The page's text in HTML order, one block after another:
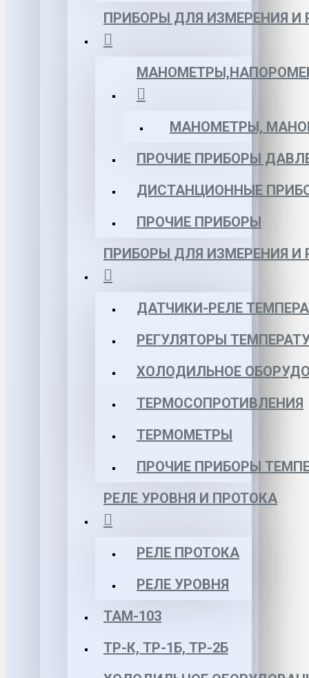
ПРИБОРЫ ДЛЯ ИЗМЕРЕНИЯ И
МАНОМЕТРЫ,
ПРОЧИЕ ПРИБОРЫ
ДИСТАНЦИОННЫЕ
ПРОЧИЕ ПРИБОРЫ
ПРИБОРЫ ДЛЯ ИЗМЕРЕНИЯ И
ДАТЧИКИ-РЕЛЕ
РЕГУЛЯТОРЫ
ХОЛОДИЛЬНОЕ
ТЕРМОСОПРОТИВЛЕНИЯ
ТЕРМОМЕТРЫ
ПРОЧИЕ ПРИБОРЫ
РЕЛЕ УРОВНЯ И ПРОТОКА
РЕЛЕ ПРОТОКА
РЕЛЕ УРОВНЯ
ТАМ-103
ТР-К, ТР-1Б, ТР-2Б